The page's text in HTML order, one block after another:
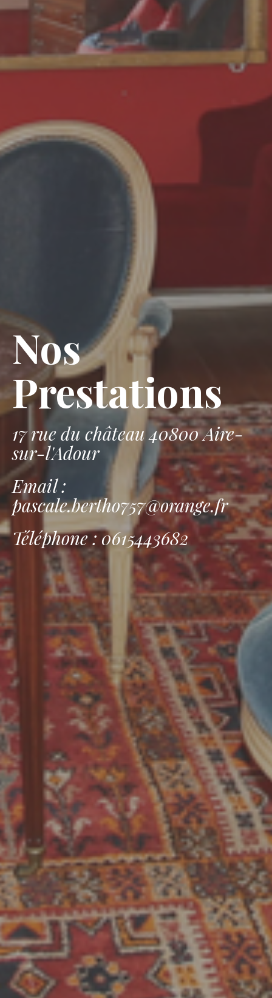
Nos
Prestations
17 rue du château 40800 Aire-
sur-l'Adour
Email :
pascale.bertho757@orange.fr
Téléphone : 0615443682